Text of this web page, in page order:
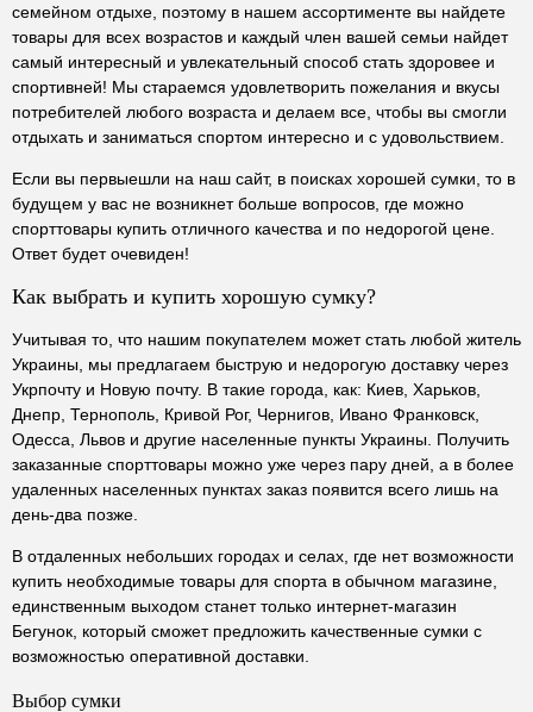
семейном отдыхе, поэтому в нашем ассортименте вы найдете
товары для всех возрастов и каждый член вашей семьи найдет
самый интересный и увлекательный способ стать здоровее и
спортивней! Мы стараемся удовлетворить пожелания и вкусы
потребителей любого возраста и делаем все, чтобы вы смогли
отдыхать и заниматься спортом интересно и с удовольствием.
Если вы первыешли на наш сайт, в поисках хорошей сумки, то в
будущем у вас не возникнет больше вопросов, где можно
спорттовары купить отличного качества и по недорогой цене.
Ответ будет очевиден!
Как выбрать и купить хорошую сумку?
Учитывая то, что нашим покупателем может стать любой житель
Украины, мы предлагаем быструю и недорогую доставку через
Укрпочту и Новую почту. В такие города, как: Киев, Харьков,
Днепр, Тернополь, Кривой Рог, Чернигов, Ивано Франковск,
Одесса, Львов и другие населенные пункты Украины. Получить
заказанные спорттовары можно уже через пару дней, а в более
удаленных населенных пунктах заказ появится всего лишь на
день-два позже.
В отдаленных небольших городах и селах, где нет возможности
купить необходимые товары для спорта в обычном магазине,
единственным выходом станет только интернет-магазин
Бегунок, который сможет предложить качественные сумки с
возможностью оперативной доставки.
Выбор сумки